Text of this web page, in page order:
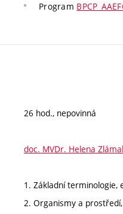
Program
26 hod., nepovinná
doc. MVDr. Helena
1. Základní terminologie,
2. Organismy a